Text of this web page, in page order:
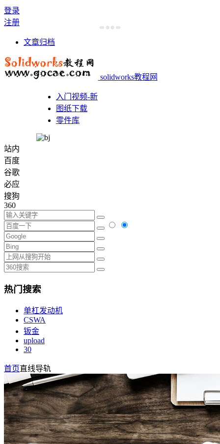
登录
注册
文章归档
solidworks教程网
入门视频-新
图纸下载
零件库
站内
百度
谷歌
必应
搜狗
360
热门搜索
单杠发动机
CSWA
钣金
upload
30
首页直线导轨